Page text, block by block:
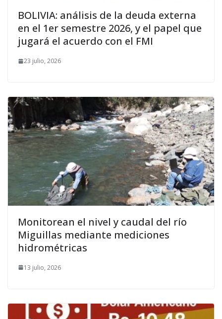
BOLIVIA: análisis de la deuda externa
en el 1er semestre 2026, y el papel que
jugará el acuerdo con el FMI
23 julio, 2026
Monitorean el nivel y caudal del río
Miguillas mediante mediciones
hidrométricas
13 julio, 2026